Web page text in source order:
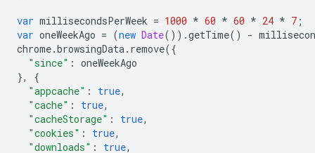
var millisecondsPerWeek = 1000 * 60 * 60 * 24 * 7 ;
var oneWeekAgo = (new Date()).getTime() -
chrome.browsingData. remove({
"since" : oneWeekAgo
},
{
"appcache" : true,
"cache" : true,
"cacheStorage" : true,
"cookies" : true,
"downloads" : true,